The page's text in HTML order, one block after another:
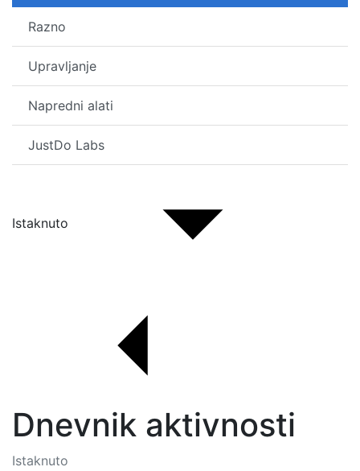
Razno
Upravljanje
Napredni alati
JustDo Labs
Istaknuto
Dnevnik aktivnosti
Istaknuto